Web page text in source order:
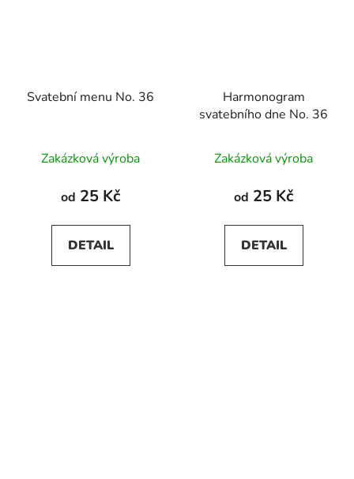
Svatební menu No. 36
Zakázková výroba
od 25 Kč
DETAIL
Harmonogram
svatebního dne No. 36
Zakázková výroba
od 25 Kč
DETAIL